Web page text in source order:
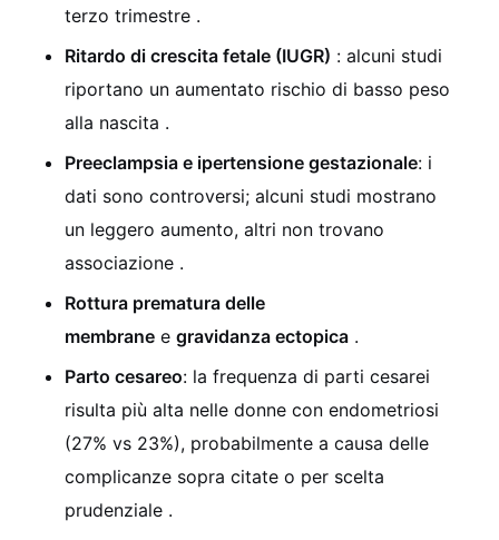
terzo trimestre .
Ritardo di crescita fetale (IUGR) : alcuni studi
riportano un aumentato rischio di basso peso
alla nascita .
Preeclampsia e ipertensione gestazionale: i
dati sono controversi; alcuni studi mostrano
un leggero aumento, altri non trovano
associazione .
Rottura prematura delle
membrane e gravidanza ectopica .
Parto cesareo: la frequenza di parti cesarei
risulta più alta nelle donne con endometriosi
(27% vs 23%), probabilmente a causa delle
complicanze sopra citate o per scelta
prudenziale .